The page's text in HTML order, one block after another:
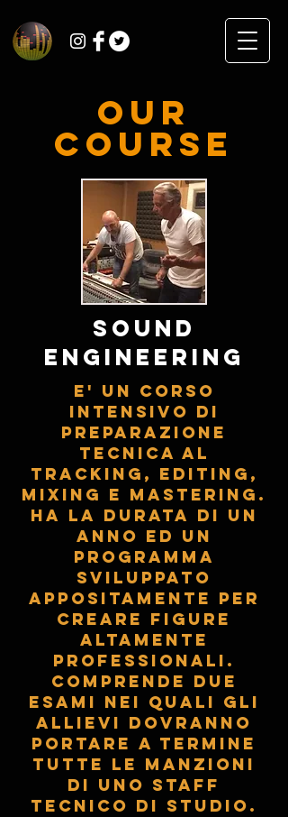
OUR
COURSE
SOUND
ENGINEERING
E' un corso
intensivo di
preparazione
tecnica al
tracking, editing,
mixing e mastering.
Ha la durata di un
anno ed un
programma
sviluppato
appositamente per
creare figure
altamente
professionali.
Comprende due
esami nei quali gli
allievi dovranno
portare a termine
tutte le manzioni
di uno staff
tecnico di studio.